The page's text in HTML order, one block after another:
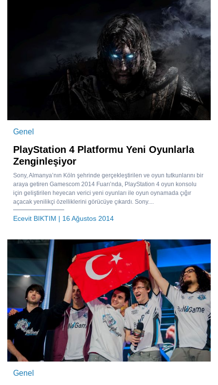
Genel
PlayStation 4 Platformu Yeni Oyunlarla
Zenginleşiyor
Sony, Almanya’nın Köln şehrinde gerçekleştirilen ve oyun tutkunlarını bir
araya getiren Gamescom 2014 Fuarı’nda, PlayStation 4 oyun konsolu
için geliştirilen heyecan verici yeni oyunları ile oyun oynamada çığır
açacak yenilikçi özelliklerini görücüye çıkardı. Sony....
Ecevit BIKTIM | 16 Ağustos 2014
Genel